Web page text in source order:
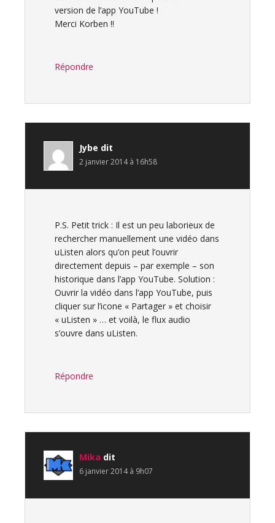
version de l’app YouTube !
Merci Korben !!
Répondre
Jybe dit
2 janvier 2014 à 16h58
P.S. Petit trick : Il est un peu laborieux de
rechercher manuellement une vidéo dans
uListen alors qu’on peut l’ouvrir
directement depuis – par exemple – son
historique dans l’app YouTube. Solution :
Ouvrir la vidéo dans l’app YouTube, puis
cliquer sur l’icone « Partager » et choisir
« uListen » … et voilà, le flux audio
s’ouvre dans uListen.
Répondre
Mika dit
6 janvier 2014 à 9h07